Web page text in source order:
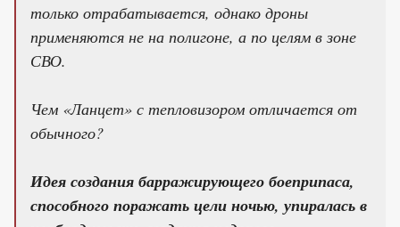
только отрабатывается, однако дроны
применяются не на полигоне, а по целям в зоне
СВО.
Чем «Ланцет» с тепловизором отличается от
обычного?
Идея создания барражирующего боеприпаса,
способного поражать цели ночью, упиралась в